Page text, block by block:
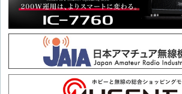
その57 カセットガスストーブ暖房導入と
ノイズの対策
その56 ポータブルインバーター発電機の
その55 アイコムフェアin東京両国訪問と